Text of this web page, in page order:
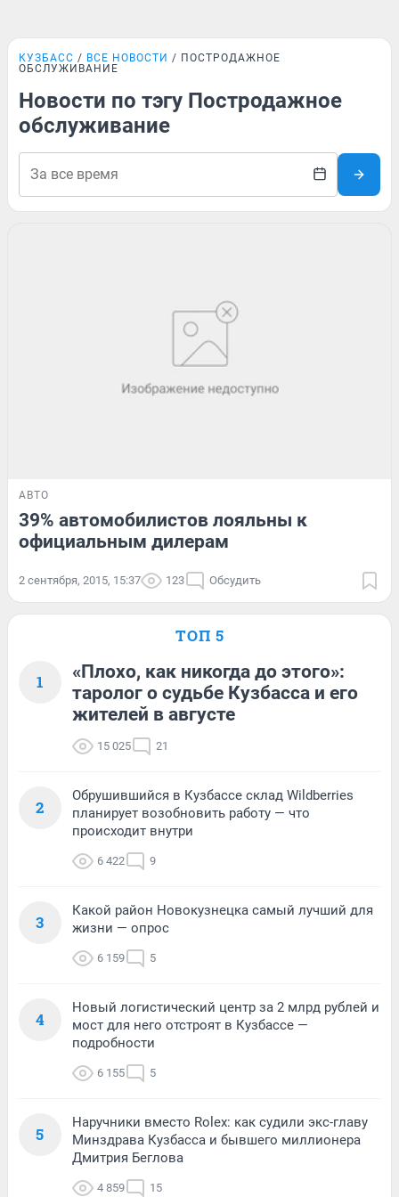
КУЗБАСС ВСЕ НОВОСТИ
ПОСТРОДАЖНОЕ
ОБСЛУЖИВАНИЕ
Новости по тэгу Постродажное
обслуживание
АВТО
39% автомобилистов лояльны к
официальным дилерам
2 сентября, 2015, 15:37 123 Обсудить
ТОП 5
1
«Плохо, как никогда до этого»:
таролог о судьбе Кузбасса и его
жителей в августе
15 025 21
2
Обрушившийся в Кузбассе склад Wildberries
планирует возобновить работу — что
происходит внутри
6 422 9
3
Какой район Новокузнецка самый лучший для
жизни — опрос
6 159 5
4
Новый логистический центр за 2 млрд рублей и
мост для него отстроят в Кузбассе —
подробности
6 155 5
5
Наручники вместо Rolex: как судили экс-главу
Минздрава Кузбасса и бывшего миллионера
Дмитрия Беглова
4 859 15